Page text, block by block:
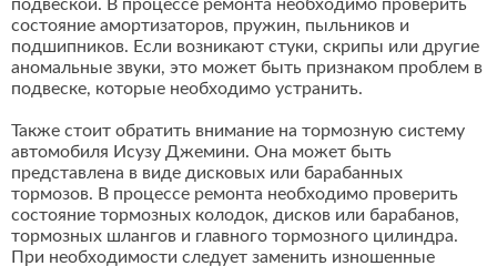
подвеской. В процессе ремонта необходимо проверить
состояние амортизаторов, пружин, пыльников и
подшипников. Если возникают стуки, скрипы или другие
аномальные звуки, это может быть признаком проблем в
подвеске, которые необходимо устранить.
Также стоит обратить внимание на тормозную систему
автомобиля Исузу Джемини. Она может быть
представлена в виде дисковых или барабанных
тормозов. В процессе ремонта необходимо проверить
состояние тормозных колодок, дисков или барабанов,
тормозных шлангов и главного тормозного цилиндра.
При необходимости следует заменить изношенные